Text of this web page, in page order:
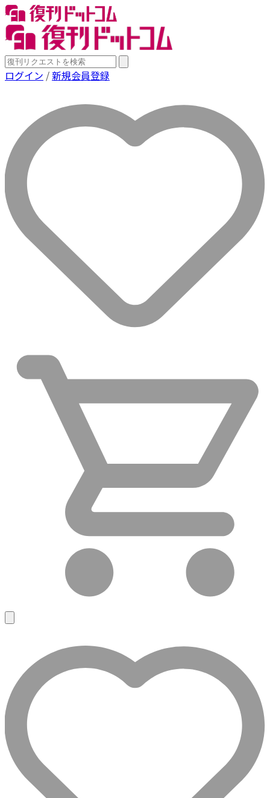
ログイン /新規会員登録